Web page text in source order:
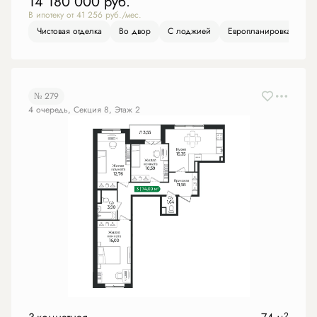
В ипотеку от 41 256 руб./мес.
Чистовая отделка
Во двор С лоджией Европланировка
№ 279
4 очередь, Секция 8, Этаж 2